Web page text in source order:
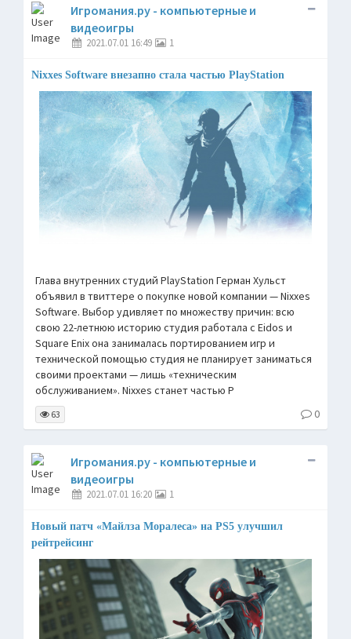
Игромания.ру - компьютерные и
видеоигры
2021.07.01 16:49 1
Nixxes Software внезапно стала частью PlayStation
Глава внутренних студий PlayStation Герман Хульст
объявил в твиттере о покупке новой компании — Nixxes
Software. Выбор удивляет по множеству причин: всю
свою 22-летнюю историю студия работала с Eidos и
Square Enix она занималась портированием игр и
технической помощью студия не планирует заниматься
своими проектами — лишь «техническим
обслуживанием». Nixxes станет частью P
63 0
Игромания.ру - компьютерные и
видеоигры
2021.07.01 16:20 1
Новый патч «Майлза Моралеса» на PS5 улучшил
рейтрейсинг